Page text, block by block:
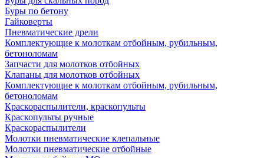
Буры по бетону
Гайковерты
Пневматические дрели
Комплектующие к молоткам отбойным, рубильным,
бетоноломам
Запчасти для молотков отбойных
Клапаны для молотков отбойных
Комплектующие к молоткам отбойным, рубильным,
бетоноломам
Краскораспылители, краскопульты
Краскопульты ручные
Краскораспылители
Молотки пневматические клепальные
Молотки пневматические отбойные